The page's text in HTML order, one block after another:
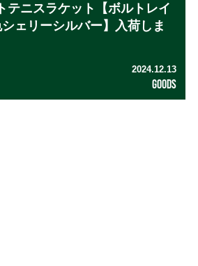
テニスラケット【ボルトレイ
ェリーシルバー】入荷しま
2024.12.13
GOODS